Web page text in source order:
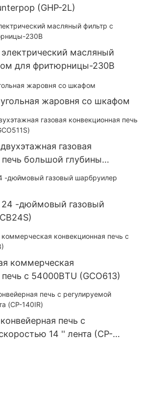
(GHP-2L)
масляный
для фритюрницы-230В
жаровня со шкафом
газовая
печь большой глубины
-дюймовый газовый
коммерческая
с 54000BTU (GCO613)
печь с
14 '' лента (CP-